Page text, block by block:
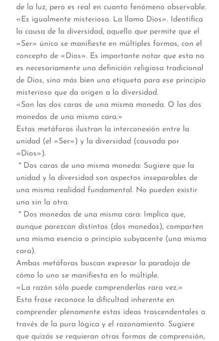
de la luz, pero es real en cuanto fenómeno observable.
«Es igualmente misteriosa. La llamo Dios». Identifica
la causa de la diversidad, aquello que permite que el
«Ser» único se manifieste en múltiples formas, con el
concepto de «Dios». Es importante notar que esta no
es necesariamente una definición religiosa tradicional
de Dios, sino más bien una etiqueta para ese principio
misterioso que da origen a la diversidad.
«Son las dos caras de una misma moneda. O las dos
monedas de una misma cara.»
Estas metáforas ilustran la interconexión entre la
unidad (el «Ser») y la diversidad (causada por
«Dios»).
* Dos caras de una misma moneda: Sugiere que la
unidad y la diversidad son aspectos inseparables de
una misma realidad fundamental. No pueden existir
una sin la otra.
* Dos monedas de una misma cara: Implica que,
aunque parezcan distintas (dos monedas), comparten
una misma esencia o principio subyacente (una misma
cara).
Ambas metáforas buscan expresar la paradoja de
cómo lo uno se manifiesta en lo múltiple.
«La razón sólo puede comprenderlas rara vez.»
Esta frase reconoce la dificultad inherente en
comprender plenamente estas ideas trascendentales a
través de la pura lógica y el razonamiento. Sugiere
que quizás se requieran otras formas de comprensión,